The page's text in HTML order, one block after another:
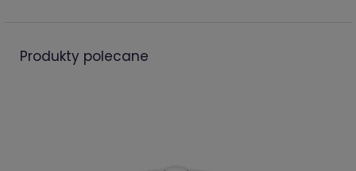
produkty polecane